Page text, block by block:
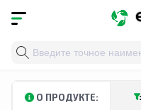
Главная
О ПРОДУКТЕ: